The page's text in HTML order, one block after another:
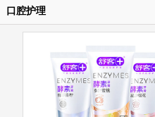
口腔护理